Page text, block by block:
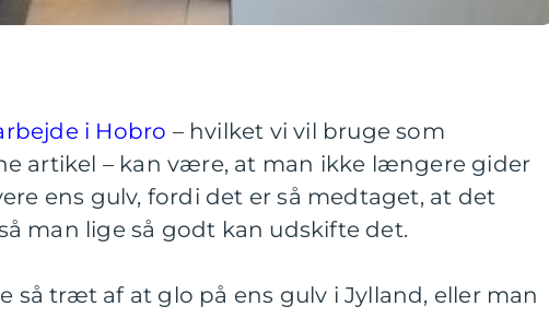
i Hobro – hvilket vi vil bruge som
artikel – kan være, at man ikke længere gider
ens gulv, fordi det er så medtaget, at det
man lige så godt kan udskifte det.
så træt af at glo på ens gulv i Jylland, eller man